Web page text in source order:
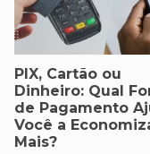
PIX, Cartão ou
Dinheiro: Qual
de Pagamento
Você a
Mais?